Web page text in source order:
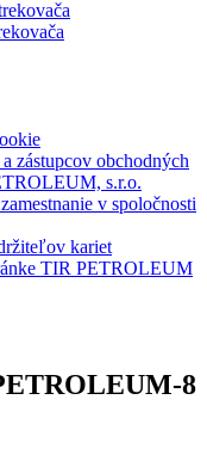
zástupcov obchodných
s.r.o.
v spoločnosti
kariet
TIR PETROLEUM
8